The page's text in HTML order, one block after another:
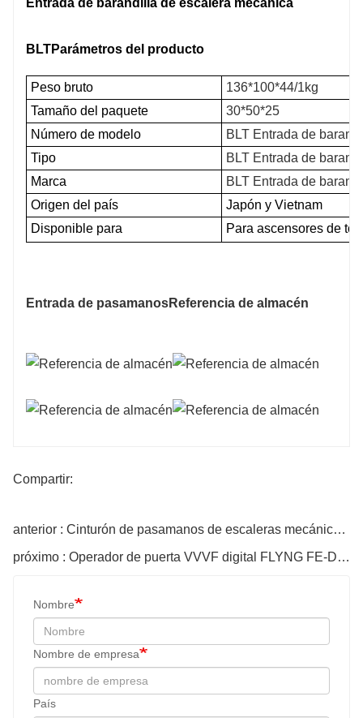
Entrada de barandilla de escalera mecánica
BLTParámetros del producto
Peso bruto
136*100*44/1kg
Tamaño del paquete
30*50*25
Número de modelo
BLT Entrada de
Tipo
BLT Entrada de
Marca
BLT Entrada de
Origen del país
Japón y Vietnam
Disponible para
Para ascensores de
Entrada de pasamanosReferencia de almacén
Compartir:
anterior : Cinturón de pasamanos de escaleras mecánicas (caucho)
próximo : Operador de puerta VVVF digital FLYNG FE-D3000-A-G1
Nombre
Nombre de empresa
País